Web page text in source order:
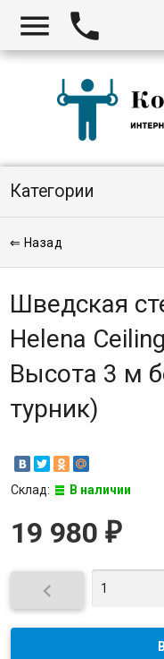
 
Категории
⇐ Назад
Шведская
Helena
Высота 3 м
турник)
Склад: В наличии
19 980 ₽
